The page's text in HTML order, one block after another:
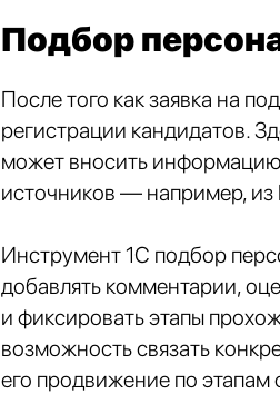
Подбор
После того как заявка на
регистрации кандидатов.
может вносить
источников — например, из
Инструмент 1С подбор
добавлять комментарии,
и фиксировать этапы
возможность связать
его продвижение по этапам